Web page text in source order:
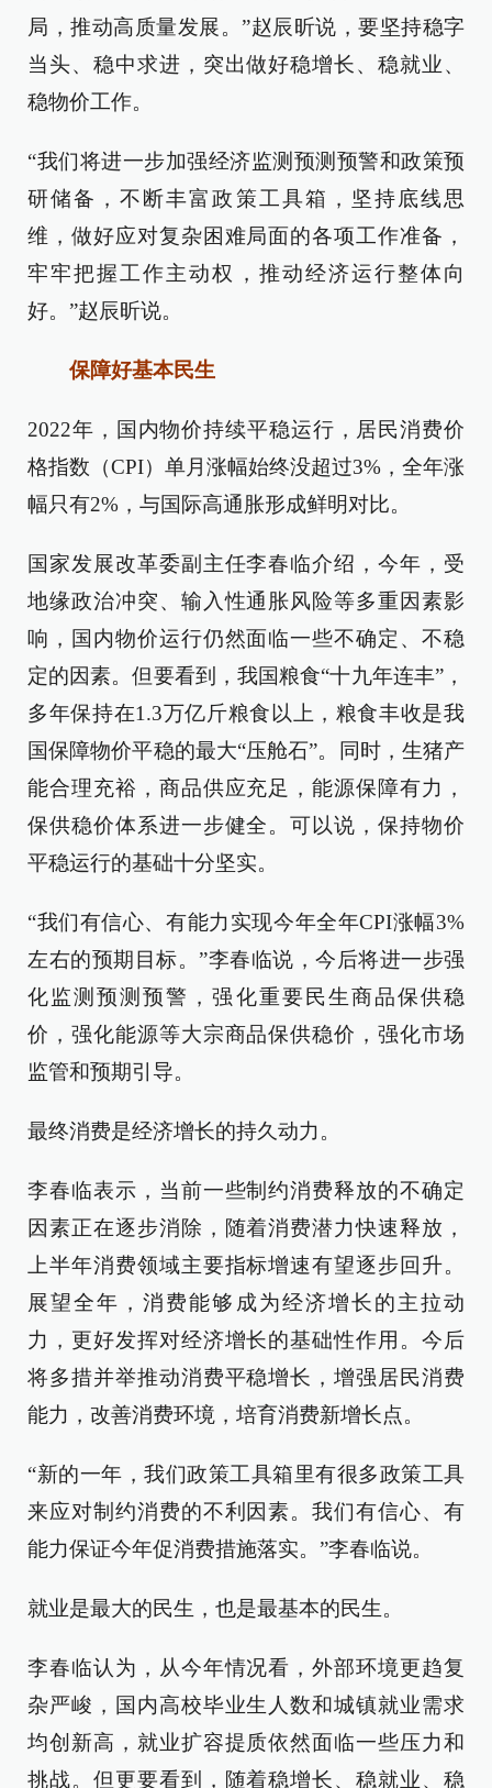
局，推动高质量发展。”赵辰昕说，要坚持稳字
当头、稳中求进，突出做好稳增长、稳就业、
稳物价工作。
“我们将进一步加强经济监测预测预警和政策预
研储备，不断丰富政策工具箱，坚持底线思
维，做好应对复杂困难局面的各项工作准备，
牢牢把握工作主动权，推动经济运行整体向
好。”赵辰昕说。
保障好基本民生
2022年，国内物价持续平稳运行，居民消费价
格指数（CPI）单月涨幅始终没超过3%，全年涨
幅只有2%，与国际高通胀形成鲜明对比。
国家发展改革委副主任李春临介绍，今年，受
地缘政治冲突、输入性通胀风险等多重因素影
响，国内物价运行仍然面临一些不确定、不稳
定的因素。但要看到，我国粮食“十九年连丰”，
多年保持在1.3万亿斤粮食以上，粮食丰收是我
国保障物价平稳的最大“压舱石”。同时，生猪产
能合理充裕，商品供应充足，能源保障有力，
保供稳价体系进一步健全。可以说，保持物价
平稳运行的基础十分坚实。
“我们有信心、有能力实现今年全年CPI涨幅3%
左右的预期目标。”李春临说，今后将进一步强
化监测预测预警，强化重要民生商品保供稳
价，强化能源等大宗商品保供稳价，强化市场
监管和预期引导。
最终消费是经济增长的持久动力。
李春临表示，当前一些制约消费释放的不确定
因素正在逐步消除，随着消费潜力快速释放，
上半年消费领域主要指标增速有望逐步回升。
展望全年，消费能够成为经济增长的主拉动
力，更好发挥对经济增长的基础性作用。今后
将多措并举推动消费平稳增长，增强居民消费
能力，改善消费环境，培育消费新增长点。
“新的一年，我们政策工具箱里有很多政策工具
来应对制约消费的不利因素。我们有信心、有
能力保证今年促消费措施落实。”李春临说。
就业是最大的民生，也是最基本的民生。
李春临认为，从今年情况看，外部环境更趋复
杂严峻，国内高校毕业生人数和城镇就业需求
均创新高，就业扩容提质依然面临一些压力和
挑战。但更要看到，随着稳增长、稳就业、稳